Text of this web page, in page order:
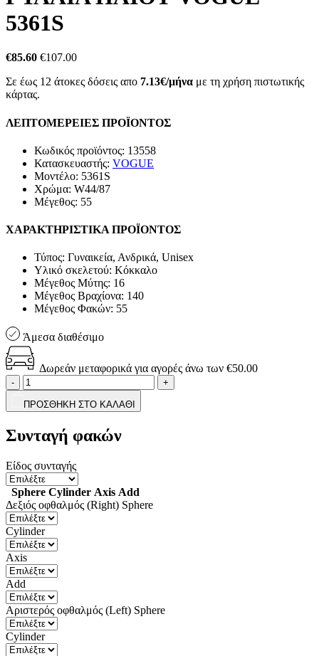
5361S
€85.60 €107.00
Σε έως 12 άτοκες δόσεις απο 7.13€/μήνα με τη χρήση πιστωτικής
κάρτας.
ΛΕΠΤΟΜΕΡΕΙΕΣ ΠΡΟΪΟΝΤΟΣ
Κωδικός προϊόντος: 13558
Κατασκευαστής: VOGUE
Μοντέλο: 5361S
Χρώμα: W44/87
Μέγεθος: 55
ΧΑΡΑΚΤΗΡΙΣΤΙΚΑ ΠΡΟΪΟΝΤΟΣ
Τύπος: Γυναικεία, Ανδρικά, Unisex
Υλικό σκελετού: Κόκκαλο
Μέγεθος Μύτης: 16
Μέγεθος Βραχίoνα: 140
Μέγεθος Φακών: 55
Άμεσα διαθέσιμο
Δωρεάν μεταφορικά για αγορές άνω των €50.00
- +
ΠΡΟΣΘΗΚΗ ΣΤΟ ΚΑΛΑΘΙ
Συνταγή φακών
Είδος συνταγής
Sphere Cylinder Axis Add
Δεξιός οφθαλμός (Right) Sphere
Cylinder
Axis
Add
Αριστερός οφθαλμός (Left) Sphere
Cylinder